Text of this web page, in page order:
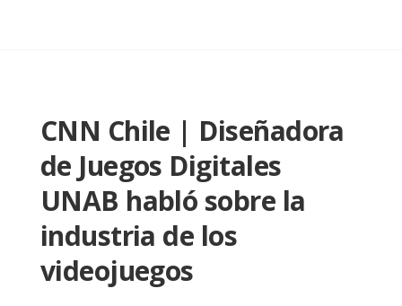
CNN Chile | Diseñadora
de Juegos Digitales
UNAB habló sobre la
industria de los
videojuegos